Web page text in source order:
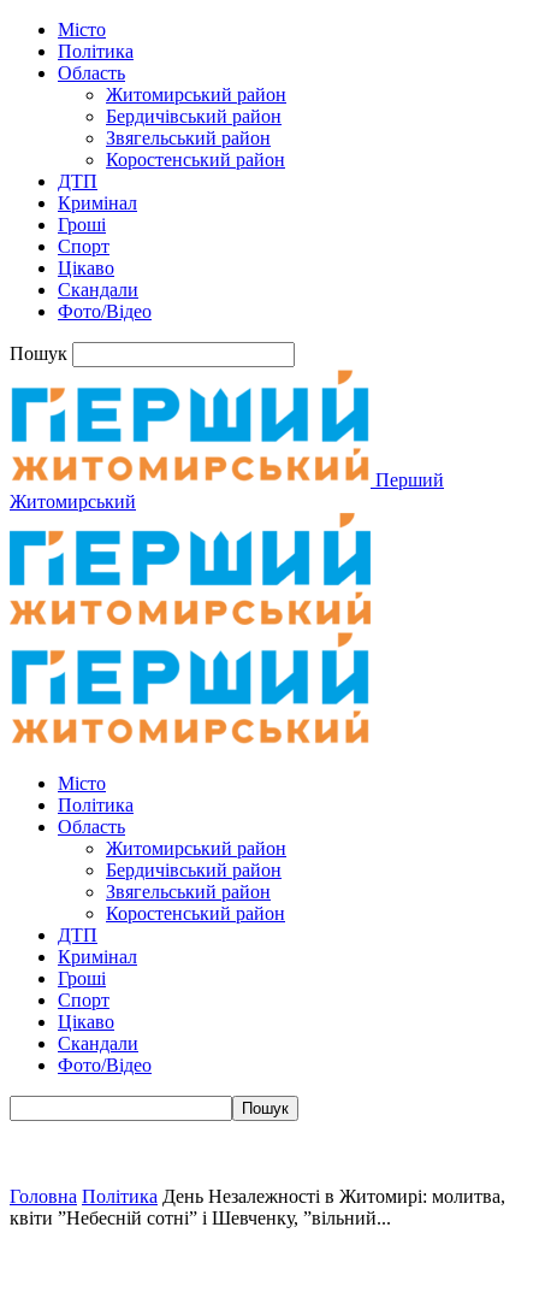
Місто
Політика
Область
Житомирський район
Бердичівський район
Звягельський район
Коростенський район
ДТП
Кримінал
Гроші
Спорт
Цікаво
Скандали
Фото/Відео
Пошук
Перший
Житомирський
Місто
Політика
Область
Житомирський район
Бердичівський район
Звягельський район
Коростенський район
ДТП
Кримінал
Гроші
Спорт
Цікаво
Скандали
Фото/Відео
Головна Політика День Незалежності в Житомирі: молитва,
квіти ”Небесній сотні” і Шевченку, ”вільний...